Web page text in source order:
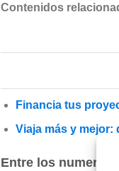
Contenidos
Financia tus
Viaja más y
Entre los